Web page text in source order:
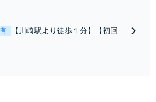
割・婚姻費用・養育費・財
【川崎駅より徒歩１分】【初回相
スを目指しております。